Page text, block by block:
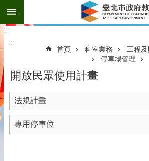
跳到主要內容區塊
:::
:::
首頁 科室業務 工程
停車場管理
開放民眾使用計畫
法規計畫
專用停車位